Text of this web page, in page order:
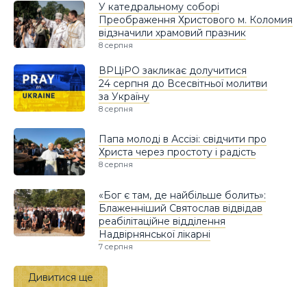
У катедральному соборі
Преображення Христового м. Коломия
відзначили храмовий празник
8 серпня
ВРЦіРО закликає долучитися
24 серпня до Всесвітньої молитви
за Україну
8 серпня
Папа молоді в Ассізі: свідчити про
Христа через простоту і радість
8 серпня
«Бог є там, де найбільше болить»:
Блаженніший Святослав відвідав
реабілітаційне відділення
Надвірнянської лікарні
7 серпня
Дивитися ще